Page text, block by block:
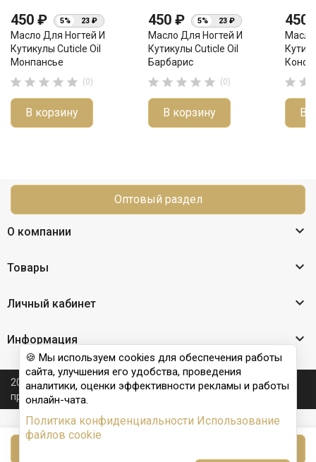
450 ₽ 5% 23 ₽
Масло Для Ногтей И
Кутикулы Cuticle Oil
Монпансье
     (0)
В корзину
450 ₽ 5% 23 ₽
Масло Для Ногтей И
Кутикулы Cuticle Oil
Барбарис
     (0)
В корзину
450
 
В
Оптовый раздел
О компании 
Товары 
Личный кабинет 
Информация 
2026 © Nail Club professional - официальный сайт
производителя бренда для наращивания ногтей
🍪 Мы используем cookies для обеспечения работы
сайта, улучшения его удобства, проведения
аналитики, оценки эффективности рекламы и работы
онлайн-чата.
Политика конфиденциальности Использование
файлов cookie